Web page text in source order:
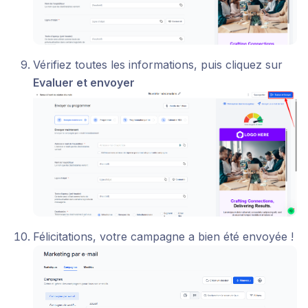
Vérifiez toutes les informations, puis cliquez sur
Evaluer et envoyer
Félicitations, votre campagne a bien été envoyée !